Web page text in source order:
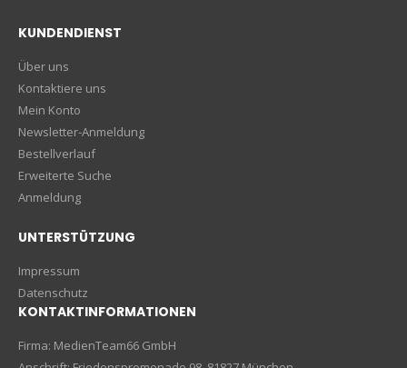
KUNDENDIENST
Über uns
Kontaktiere uns
Mein Konto
Newsletter-Anmeldung
Bestellverlauf
Erweiterte Suche
Anmeldung
UNTERSTÜTZUNG
Impressum
Datenschutz
KONTAKTINFORMATIONEN
Firma: MedienTeam66 GmbH